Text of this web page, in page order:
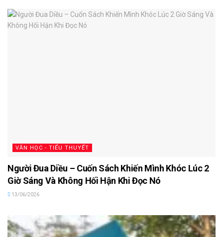
VĂN HỌC - TIỂU THUYẾT
Người Đua Diều – Cuốn Sách Khiến Mình Khóc Lúc 2
Giờ Sáng Và Không Hối Hận Khi Đọc Nó
13/06/2026